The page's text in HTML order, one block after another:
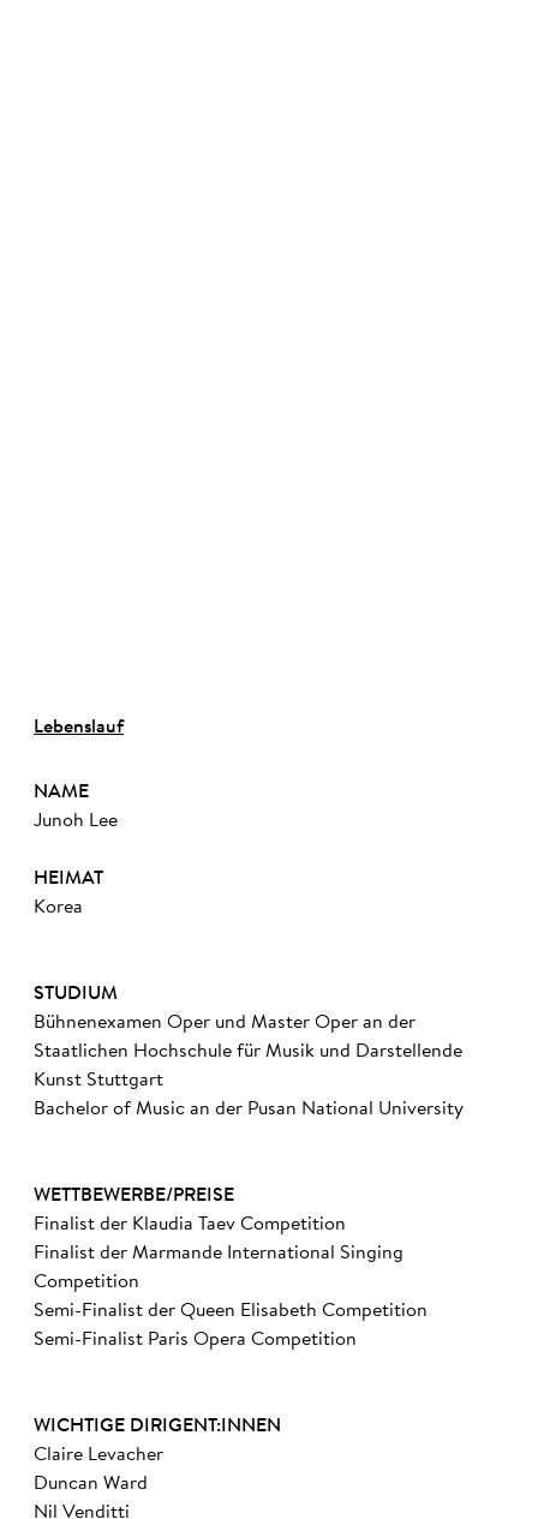
Lebenslauf
NAME
Junoh Lee
HEIMAT
Korea
STUDIUM
Bühnenexamen Oper und Master Oper an der
Staatlichen Hochschule für Musik und Darstellende
Kunst Stuttgart
Bachelor of Music an der Pusan National University
WETTBEWERBE/PREISE
Finalist der Klaudia Taev Competition
Finalist der Marmande International Singing
Competition
Semi-Finalist der Queen Elisabeth Competition
Semi-Finalist Paris Opera Competition
WICHTIGE DIRIGENT:INNEN
Claire Levacher
Duncan Ward
Nil Venditti